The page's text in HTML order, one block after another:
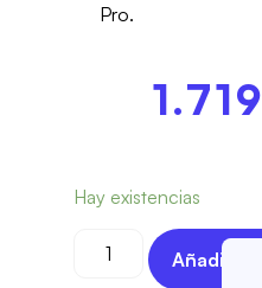
Pro.
Hay existencias
Añadir Al